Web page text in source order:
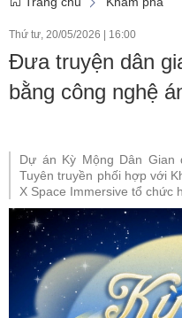
Thứ tư, 20/05/2026 16:00
Đưa truyện dân
bằng công nghệ
Dự án Kỳ Mộng Dân
Tuyên truyền phối hợp với
X Space Immersive tổ chức